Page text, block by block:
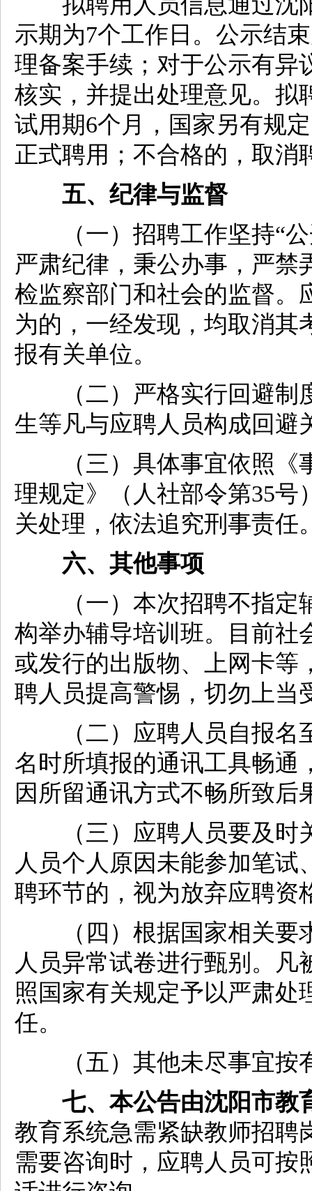
示期为7个工作日。公示结
理备案手续；对于公示有异
核实，并提出处理意见。拟
试用期6个月，国家另有规
正式聘用；不合格的，取消
五、纪律与监督
（一）招聘工作坚持“公
严肃纪律，秉公办事，严禁
检监察部门和社会的监督。
为的，一经发现，均取消其
报有关单位。
（二）严格实行回避制
生等凡与应聘人员构成回避
（三）具体事宜依照《
理规定》（人社部令第35号
关处理，依法追究刑事责任
六、其他事项
（一）本次招聘不指定
构举办辅导培训班。目前社
或发行的出版物、上网卡等
聘人员提高警惕，切勿上当
（二）应聘人员自报名
名时所填报的通讯工具畅通
因所留通讯方式不畅所致后
（三）应聘人员要及时
人员个人原因未能参加笔
聘环节的，视为放弃应聘资
（四）根据国家相关要
人员异常试卷进行甄别。
照国家有关规定予以严肃处
任。
（五）其他未尽事宜按
七、本公告由沈阳市教
教育系统急需紧缺教师招聘
需要咨询时，应聘人员可按